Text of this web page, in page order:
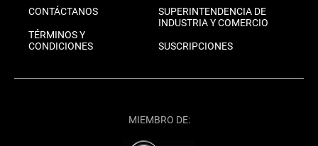
CONTÁCTANOS
TÉRMINOS Y
CONDICIONES
SUPERINTENDENCIA DE
INDUSTRIA Y COMERCIO
SUSCRIPCIONES
MIEMBRO DE: